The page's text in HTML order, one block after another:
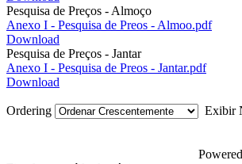
Pesquisa de Preços - Almoço
Anexo I - Pesquisa de Preos - Almoo.pdf
Download
Pesquisa de Preços - Jantar
Anexo I - Pesquisa de Preos - Jantar.pdf
Download
Ordering Exibir